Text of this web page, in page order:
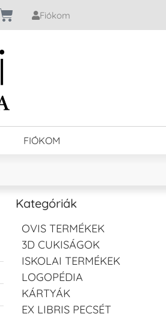
Fiókom
FIÓKOM
Kategóriák
OVIS TERMÉKEK
3D CUKISÁGOK
ISKOLAI TERMÉKEK
LOGOPÉDIA
KÁRTYÁK
EX LIBRIS PECSÉT